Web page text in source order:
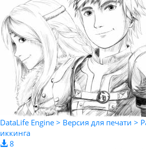
DataLife Engine > Версия для печати >
иккинга
8